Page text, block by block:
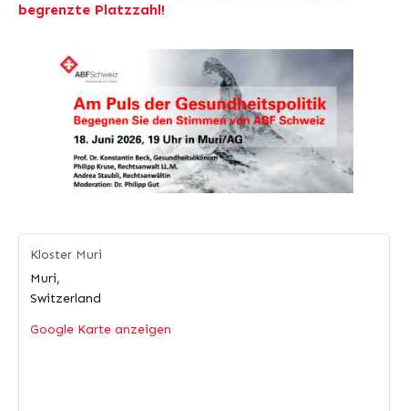
begrenzte Platzzahl!
Kloster Muri
Muri,
Switzerland
Google Karte anzeigen